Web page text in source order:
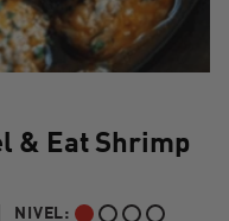
& Eat Shrimp
TO 30 MIN"
NIVEL: